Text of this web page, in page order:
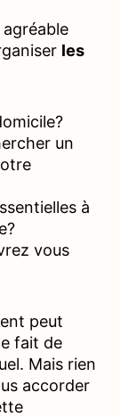
les
un
à
vous
peut
fait de
Mais rien
accorder